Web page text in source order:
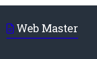
Web Master